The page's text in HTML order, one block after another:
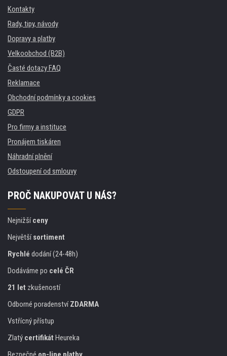
Kontakty
Rady, tipy, návody
Dopravy a platby
Velkoobchod (B2B)
Časté dotazy FAQ
Reklamace
Obchodní podmínky a cookies
GDPR
Pro firmy a instituce
Pronájem tiskáren
Náhradní plnění
Odstoupení od smlouvy
PROČ NAKUPOVAT U NÁS?
Nejnižšíceny
Největšísortiment
Rychlé dodání (24-48h)
Dodáváme po celé ČR
21 let zkušeností
Odborné poradenstvíZDARMA
Vstřícný přístup
Zlatý certifikát Heureka